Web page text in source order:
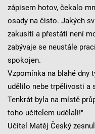
zápisem hotov, čekalo
osady na čisto. Jakých
zakusiti a přestáti není
zabývaje se neustále
spokojen.
Vzpomínka na blahé dny
udělilo nebe trpělivosti a
Tenkrát byla na místě
toho učitelem udělali!"
Učitel Matěj Český